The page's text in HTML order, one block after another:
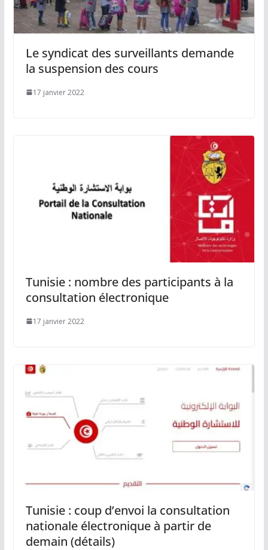
Le syndicat des surveillants demande
la suspension des cours
17 janvier 2022
Tunisie : nombre des participants à la
consultation électronique
17 janvier 2022
Tunisie : coup d’envoi la consultation
nationale électronique à partir de
demain (détails)